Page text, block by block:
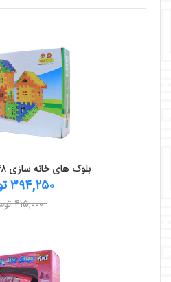
بلوک های خانه سازی ۴۸ قطعه رد تویز
۳۹۴,۲۵۰ تومان
۴۱۵,۰۰۰ تومان